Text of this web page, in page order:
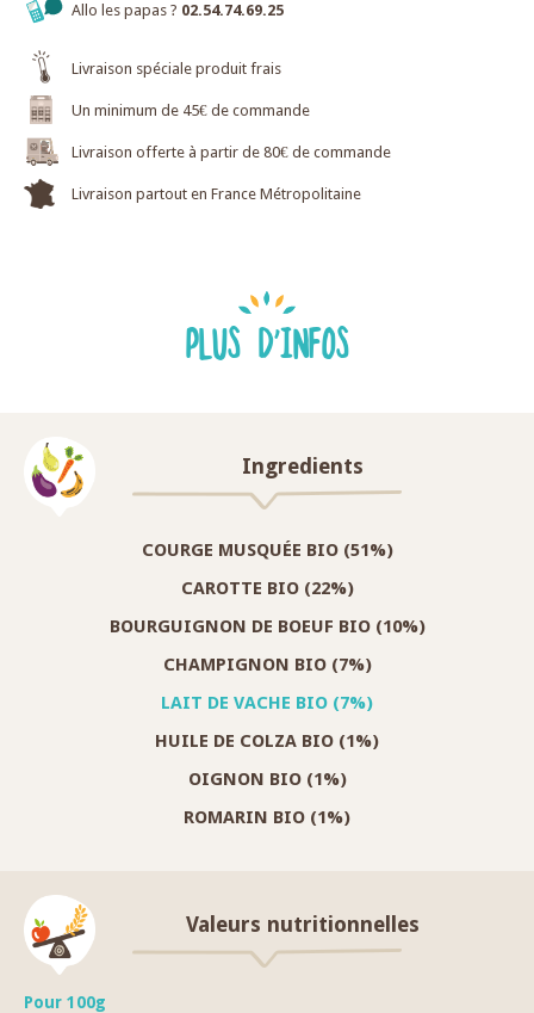
Allo les papas ? 02.54.74.69.25
Livraison spéciale produit frais
Un minimum de 45€ de commande
Livraison offerte à partir de 80€ de commande
Livraison partout en France Métropolitaine
PLUS D'INFOS
Ingredients
COURGE MUSQUÉE BIO (51%)
CAROTTE BIO (22%)
BOURGUIGNON DE BOEUF BIO (10%)
CHAMPIGNON BIO (7%)
LAIT DE VACHE BIO (7%)
HUILE DE COLZA BIO (1%)
OIGNON BIO (1%)
ROMARIN BIO (1%)
Valeurs nutritionnelles
Pour 100g